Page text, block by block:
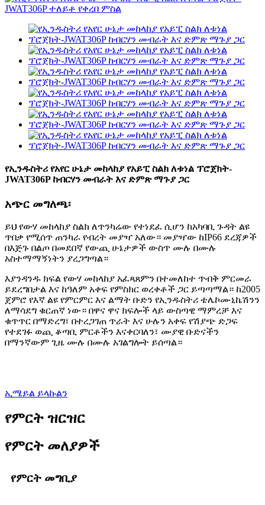
የኢንዱስትሪ የአየር ሁኔታ መከላከያ የአይፒ ስልክ ለቱነል ፕሮጀክት-
JWAT306P ከብርሃን መብራት እና ድምጽ ማጉያ ጋር
አጭር መግለጫ፡
ይህ የውሃ መከላከያ ስልክ ለጥንካሬው የተነደፈ ሲሆን ከአካባቢ ጉዳት ልዩ
ጥበቃ የሚሰጥ ጠንካራ የብረት መያዣ አለው። መያዣው ከIP66 ደረጃዎች
በእጅጉ በልጦ በመደበኛ የውጪ ሁኔታዎች ውስጥ ሙሉ በሙሉ
አስተማማኝነትን ያረጋግጣል።
እያንዳንዱ ክፍል የውሃ መከላከያ አፈጻጸምን በተመለከተ ጥብቅ ምርመራ
ይደረግበታል እና ከዓለም አቀፍ የምስክር ወረቀቶች ጋር ይጣጣማል። ከ2005
ጀምሮ የእኛ ልዩ የምርምር እና ልማት ቡድን የኢንዱስትሪ ቴሌኮሙኒኬሽንን
ለማሳደግ ቁርጠኛ ነው። በዋና ዋና ክፍሎች ላይ ውስጣዊ ማምረቻ እና
ቁጥጥር በማድረግ፣ በተረጋገጠ ጥራት እና ሁሉን አቀፍ የሽያጭ ድጋፍ
የተደገፉ ወጪ ቆጣቢ ምርቶችን እናቀርባለን፣ ሙያዊ ቡድናችን
በማንኛውም ጊዜ ሙሉ በሙሉ አገልግሎት ይሰጣል።
ኢሜይል ይላኩልን
የምርት ዝርዝር
የምርት መለያዎች
የምርት መግቢያ